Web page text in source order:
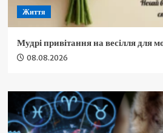
Життя
Мудрі привітання на весілля для
08.08.2026